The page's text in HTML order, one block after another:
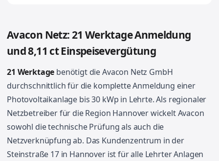
Avacon Netz: 21 Werktage Anmeldung
und 8,11 ct Einspeisevergütung
21 Werktage benötigt die Avacon Netz GmbH
durchschnittlich für die komplette Anmeldung einer
Photovoltaikanlage bis 30 kWp in Lehrte. Als regionaler
Netzbetreiber für die Region Hannover wickelt Avacon
sowohl die technische Prüfung als auch die
Netzverknüpfung ab. Das Kundenzentrum in der
Steinstraße 17 in Hannover ist für alle Lehrter Anlagen